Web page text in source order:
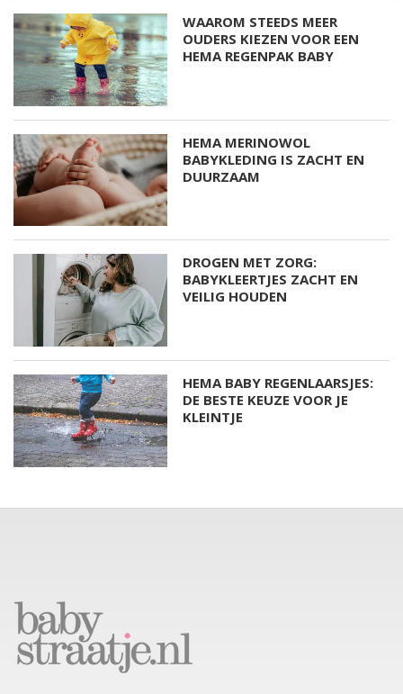
WAAROM STEEDS MEER
OUDERS KIEZEN VOOR EEN
HEMA REGENPAK BABY
HEMA MERINOWOL
BABYKLEDING IS ZACHT EN
DUURZAAM
DROGEN MET ZORG:
BABYKLEERTJES ZACHT EN
VEILIG HOUDEN
HEMA BABY REGENLAARSJES:
DE BESTE KEUZE VOOR JE
KLEINTJE